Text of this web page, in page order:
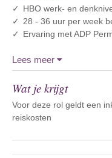
HBO werk- en
28 - 36 uur per week
Ervaring met ADP
Lees meer
Wat je krijgt
Voor deze rol geldt een
reiskosten